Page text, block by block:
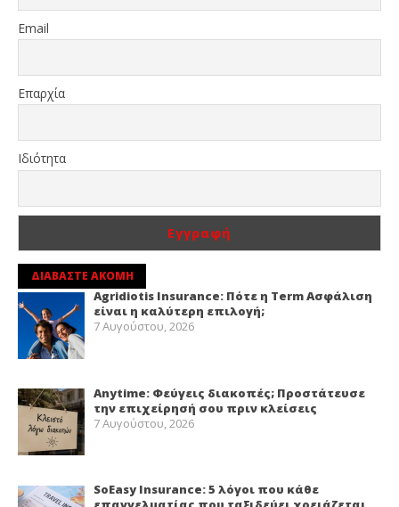
Email
Επαρχία
Ιδιότητα
ΔΙΑΒΑΣΤΕ ΑΚΟΜΗ
Agridiotis Insurance: Πότε η Term Ασφάλιση
είναι η καλύτερη επιλογή;
7 Αυγούστου, 2026
Anytime: Φεύγεις διακοπές; Προστάτευσε
την επιχείρησή σου πριν κλείσεις
7 Αυγούστου, 2026
SoEasy Insurance: 5 λόγοι που κάθε